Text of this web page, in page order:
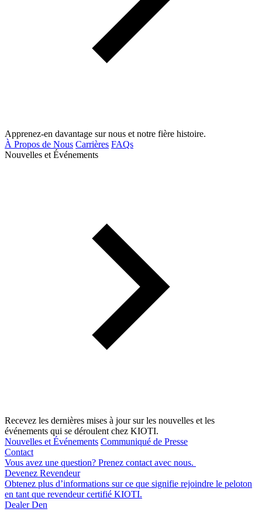
Apprenez-en davantage sur nous et notre fière histoire.
À Propos de Nous Carrières FAQs
Nouvelles et Événements
Recevez les dernières mises à jour sur les nouvelles et les
événements qui se déroulent chez KIOTI.
Nouvelles et Événements Communiqué de Presse
Contact
Vous avez une question? Prenez contact avec nous.
Devenez Revendeur
Obtenez plus d’informations sur ce que signifie rejoindre le peloton
en tant que revendeur certifié KIOTI.
Dealer Den